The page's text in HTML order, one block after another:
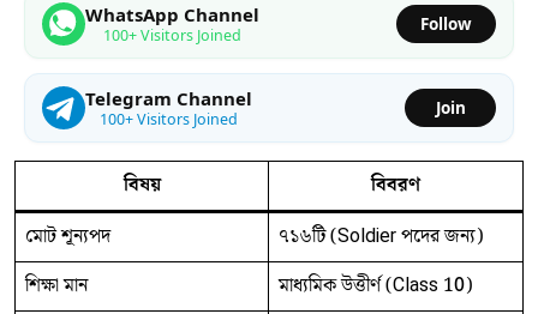
WhatsApp Channel
100+ Visitors Joined
Follow
Telegram Channel
100+ Visitors Joined
Join
বিষয়
বিবরণ
মোট শূন্যপদ
৭১৬টি (Soldier পদের জন্য)
শিক্ষা মান
মাধ্যমিক উত্তীর্ণ (Class 10)